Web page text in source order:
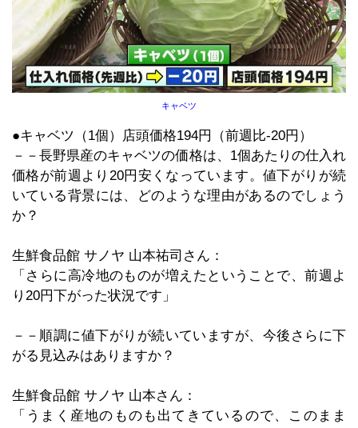
キャベツ
●キャベツ（1個）店頭価格194円（前週比-20円）
－－長野県産のキャベツの価格は、1個あたりの仕入れ
価格が前週より20円安くなっています。値下がりが続
いている背景には、どのような理由があるのでしょう
か？
生鮮食品館 サノヤ 山本祐司さん：
「さらに高冷地のものが増えたということで、前週よ
り20円下がった状況です」
－－順調に値下がりが続いていますが、今後さらに下
がる見込みはありますか？
生鮮食品館 サノヤ 山本さん：
「うまく産地のものも出てきているので、このまま